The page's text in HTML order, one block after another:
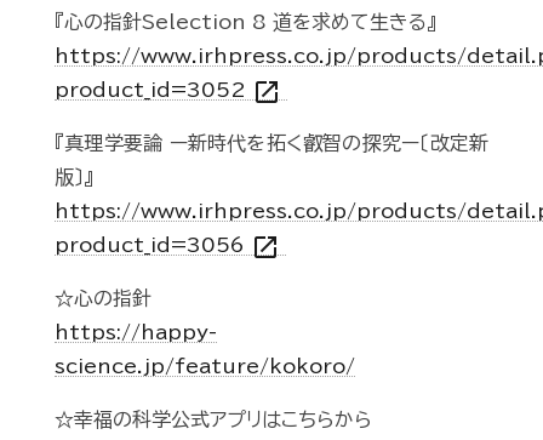
『心の指針Selection 8 道を求めて生きる』
https://www.irhpress.co.jp/products/
product_id=3052 open_in_new
『真理学要論 ー新時代を拓く叡智の探究ー〔改定新
版〕』
https://www.irhpress.co.jp/products/
product_id=3056 open_in_new
☆心の指針
https://happy-
science.jp/feature/kokoro/
☆幸福の科学公式アプリはこちらから